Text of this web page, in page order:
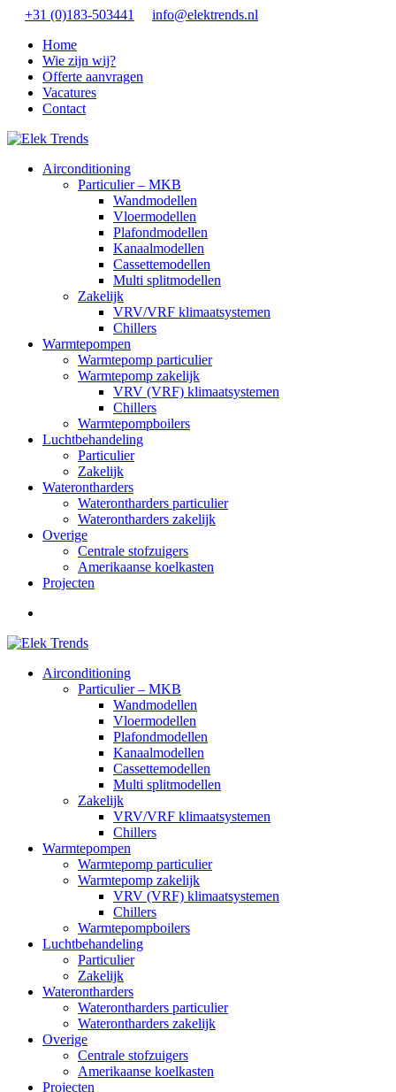
+31 (0)183-503441
info@elektrends.nl
Home
Wie zijn wij?
Offerte aanvragen
Vacatures
Contact
Airconditioning
Particulier – MKB
Wandmodellen
Vloermodellen
Plafondmodellen
Kanaalmodellen
Cassettemodellen
Multi splitmodellen
Zakelijk
VRV/VRF klimaatsystemen
Chillers
Warmtepompen
Warmtepomp particulier
Warmtepomp zakelijk
VRV (VRF) klimaatsystemen
Chillers
Warmtepompboilers
Luchtbehandeling
Particulier
Zakelijk
Waterontharders
Waterontharders particulier
Waterontharders zakelijk
Overige
Centrale stofzuigers
Amerikaanse koelkasten
Projecten
Airconditioning
Particulier – MKB
Wandmodellen
Vloermodellen
Plafondmodellen
Kanaalmodellen
Cassettemodellen
Multi splitmodellen
Zakelijk
VRV/VRF klimaatsystemen
Chillers
Warmtepompen
Warmtepomp particulier
Warmtepomp zakelijk
VRV (VRF) klimaatsystemen
Chillers
Warmtepompboilers
Luchtbehandeling
Particulier
Zakelijk
Waterontharders
Waterontharders particulier
Waterontharders zakelijk
Overige
Centrale stofzuigers
Amerikaanse koelkasten
Projecten